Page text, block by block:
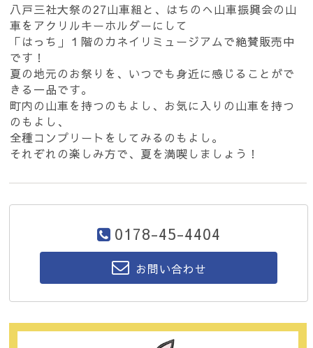
八戸三社大祭の27山車組と、はちのへ山車振興会の山
車をアクリルキーホルダーにして
「はっち」１階のカネイリミュージアムで絶賛販売中
です！
夏の地元のお祭りを、いつでも身近に感じることがで
きる一品です。
町内の山車を持つのもよし、お気に入りの山車を持つ
のもよし、
全種コンプリートをしてみるのもよし。
それぞれの楽しみ方で、夏を満喫しましょう！
0178-45-4404
お問い合わせ